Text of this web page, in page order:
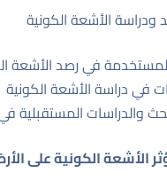
ودراسة الأشعة الكونية
في رصد الأشعة
في دراسة الأشعة الكونية
والدراسات المستقبلية
الأشعة الكونية على